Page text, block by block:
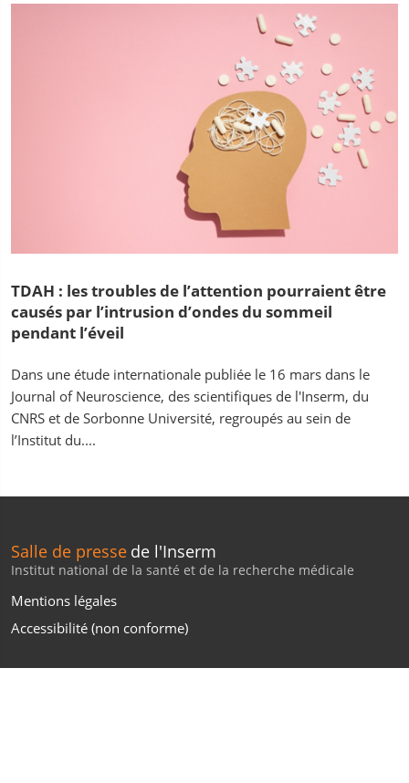
TDAH : les troubles de l’attention pourraient être
causés par l’intrusion d’ondes du sommeil
pendant l’éveil
Dans une étude internationale publiée le 16 mars dans le
Journal of Neuroscience, des scientifiques de l'Inserm, du
CNRS et de Sorbonne Université, regroupés au sein de
l’Institut du....
Salle de presse de l'Inserm
Institut national de la santé et de la recherche médicale
Mentions légales
Accessibilité (non conforme)